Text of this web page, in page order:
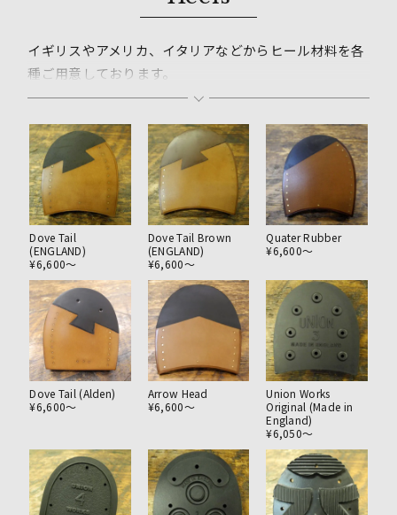
イギリスやアメリカ、イタリアなどからヒール材料を各
種ご用意しております。
ヒールは素材によって着地のクッション感や耐久性など
が大きく変わってきます。
それぞれに特徴がございますので靴の雰囲気を考えたう
えでご希望に合わせたヒールをお選び致します。
これら以外にも載せきれていない素材がございますので
お電話や店頭にてお問い合わせください。
Dove Tail
(ENGLAND)
¥6,600〜
Dove Tail Brown
(ENGLAND)
¥6,600〜
Quater Rubber
¥6,600〜
Dove Tail (Alden)
¥6,600〜
Arrow Head
¥6,600〜
Union Works
Original (Made in
England)
¥6,050〜